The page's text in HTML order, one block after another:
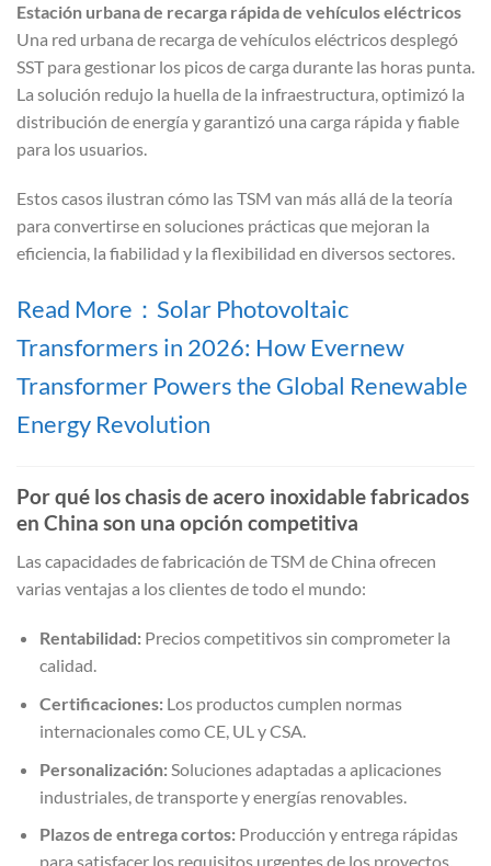
Estación urbana de recarga rápida de vehículos eléctricos
Una red urbana de recarga de vehículos eléctricos desplegó
SST para gestionar los picos de carga durante las horas punta.
La solución redujo la huella de la infraestructura, optimizó la
distribución de energía y garantizó una carga rápida y fiable
para los usuarios.
Estos casos ilustran cómo las TSM van más allá de la teoría
para convertirse en soluciones prácticas que mejoran la
eficiencia, la fiabilidad y la flexibilidad en diversos sectores.
Read More：Solar Photovoltaic
Transformers in 2026: How Evernew
Transformer Powers the Global Renewable
Energy Revolution
Por qué los chasis de acero inoxidable fabricados
en China son una opción competitiva
Las capacidades de fabricación de TSM de China ofrecen
varias ventajas a los clientes de todo el mundo:
Rentabilidad:Precios competitivos sin comprometer la
calidad.
Certificaciones:Los productos cumplen normas
internacionales como CE, UL y CSA.
Personalización:Soluciones adaptadas a aplicaciones
industriales, de transporte y energías renovables.
Plazos de entrega cortos:Producción y entrega rápidas
para satisfacer los requisitos urgentes de los proyectos.